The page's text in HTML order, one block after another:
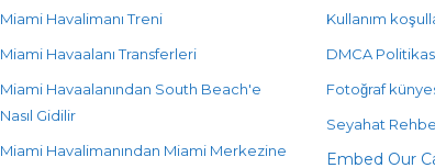
Miami Havalimanı Treni
Miami Havaalanı Transferleri
Miami Havaalanından South Beach'e
Nasıl Gidilir
Miami Havalimanından Miami Merkezine
Kullanım
DMCA
Fotoğraf
Seyahat
Embed Our